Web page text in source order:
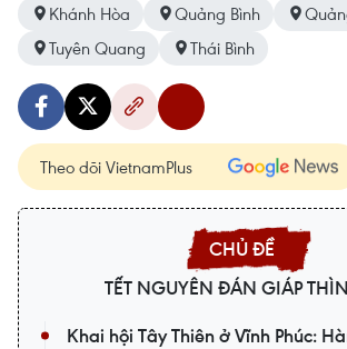
Khánh Hòa
Quảng Bình
Tuyên Quang
Thái Bình
Theo dõi VietnamPlus
TẾT NGUYÊN ĐÁN GIÁP
Khai hội Tây Thiên ở Vĩnh Phúc: